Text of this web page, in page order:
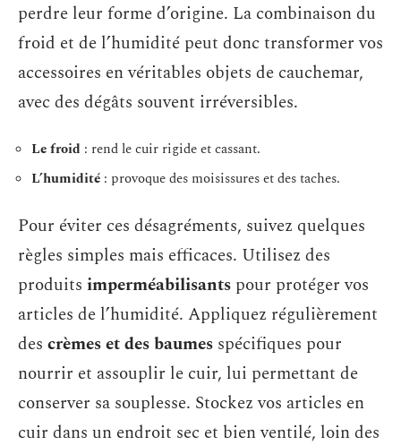
perdre leur forme d’origine. La combinaison du
froid et de l’humidité peut donc transformer vos
accessoires en véritables objets de cauchemar,
avec des dégâts souvent irréversibles.
Le froid : rend le cuir rigide et cassant.
L’humidité : provoque des moisissures et des taches.
Pour éviter ces désagréments, suivez quelques
règles simples mais efficaces. Utilisez des
produits imperméabilisants pour protéger vos
articles de l’humidité. Appliquez régulièrement
des crèmes et des baumes spécifiques pour
nourrir et assouplir le cuir, lui permettant de
conserver sa souplesse. Stockez vos articles en
cuir dans un endroit sec et bien ventilé, loin des